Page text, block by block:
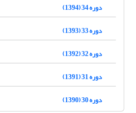
دوره 34 (1394)
دوره 33 (1393)
دوره 32 (1392)
دوره 31 (1391)
دوره 30 (1390)